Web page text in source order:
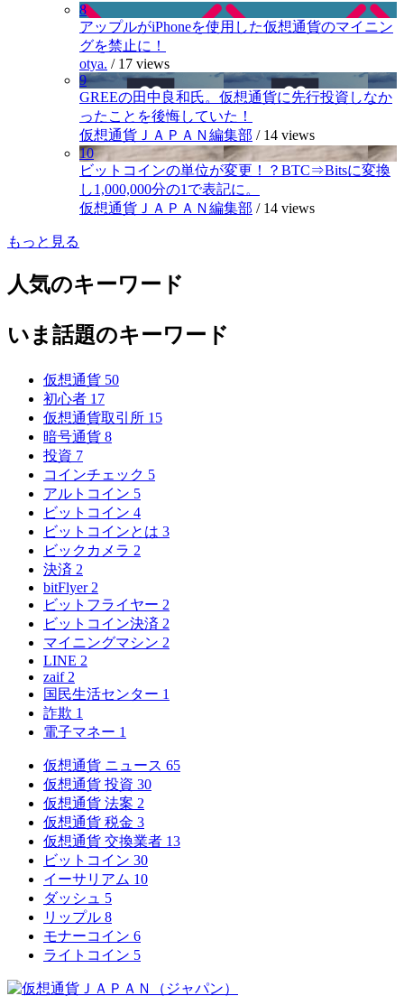
8
アップルがiPhoneを使用した仮想通貨のマイニン
グを禁止に！
otya. / 17 views
9
GREEの田中良和氏。仮想通貨に先行投資しなか
ったことを後悔していた！
仮想通貨ＪＡＰＡＮ編集部 / 14 views
10
ビットコインの単位が変更！？BTC⇒Bitsに変換
し1,000,000分の1で表記に。
仮想通貨ＪＡＰＡＮ編集部 / 14 views
もっと見る
人気のキーワード
いま話題のキーワード
仮想通貨 50
初心者 17
仮想通貨取引所 15
暗号通貨 8
投資 7
コインチェック 5
アルトコイン 5
ビットコイン 4
ビットコインとは 3
ビックカメラ 2
決済 2
bitFlyer 2
ビットフライヤー 2
ビットコイン決済 2
マイニングマシン 2
LINE 2
zaif 2
国民生活センター 1
詐欺 1
電子マネー 1
仮想通貨 ニュース 65
仮想通貨 投資 30
仮想通貨 法案 2
仮想通貨 税金 3
仮想通貨 交換業者 13
ビットコイン 30
イーサリアム 10
ダッシュ 5
リップル 8
モナーコイン 6
ライトコイン 5